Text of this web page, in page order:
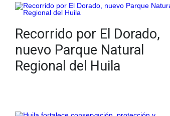
Recorrido por El Dorado,
nuevo Parque Natural
Regional del Huila